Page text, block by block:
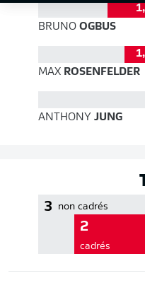
BRUNO OGBUS
MAX ROSENFELDER
ANTHONY JUNG
3 non cadrés
2
cadrés